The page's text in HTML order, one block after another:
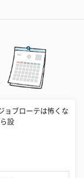
ョブローテは怖くな
設